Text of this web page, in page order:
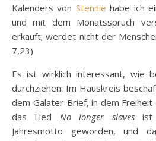
Kalenders von Stennie habe ich
und mit dem Monatsspruch
erkauft; werdet nicht der
7,23)
Es ist wirklich interessant, wie
durchziehen: Im Hauskreis
dem Galater-Brief, in dem
das Lied No longer slavesist
Jahresmotto geworden, und